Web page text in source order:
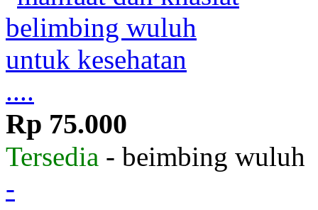
....
Rp 75.000
Tersedia - beimbing wuluh
-